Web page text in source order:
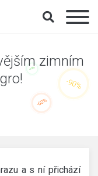
zimním
a s ní přichází